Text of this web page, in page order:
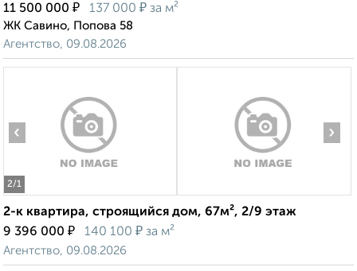
11 500 000 ₽ 137 000 ₽ за м²
ЖК Савино, Попова 58
Агентство, 09.08.2026
2/1
‹ ›
2-к квартира, строящийся дом, 67м², 2/9 этаж
9 396 000 ₽ 140 100 ₽ за м²
Агентство, 09.08.2026